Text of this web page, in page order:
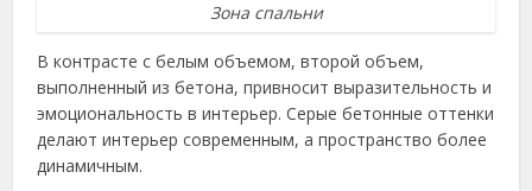
Зона спальни
В контрасте с белым объемом, второй объем,
выполненный из бетона, привносит выразительность и
эмоциональность в интерьер. Серые бетонные оттенки
делают интерьер современным, а пространство более
динамичным.